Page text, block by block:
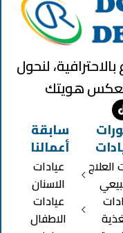
لنحول
هويتك
العلاج
سابقة
أعمالنا
عيادات
الاسنان
عيادات
الاطفال